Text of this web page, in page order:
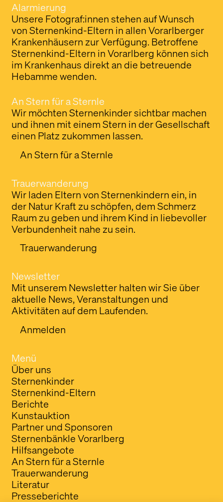
Alarmierung
Unsere Fotograf:innen stehen auf Wunsch
von Sternenkind-Eltern in allen Vorarlberger
Krankenhäusern zur Verfügung. Betroffene
Sternenkind-Eltern in Vorarlberg können sich
im Krankenhaus direkt an die betreuende
Hebamme wenden.
An Stern für a Sternle
Wir möchten Sternenkinder sichtbar machen
und ihnen mit einem Stern in der Gesellschaft
einen Platz zukommen lassen.
An Stern für a Sternle
Trauerwanderung
Wir laden Eltern von Sternenkindern ein, in
der Natur Kraft zu schöpfen, dem Schmerz
Raum zu geben und ihrem Kind in liebevoller
Verbundenheit nahe zu sein.
Trauerwanderung
Newsletter
Mit unserem Newsletter halten wir Sie über
aktuelle News, Veranstaltungen und
Aktivitäten auf dem Laufenden.
Anmelden
Menü
Über uns
Sternenkinder
Sternenkind-Eltern
Berichte
Kunstauktion
Partner und Sponsoren
Sternenbänkle Vorarlberg
Hilfsangebote
An Stern für a Sternle
Trauerwanderung
Literatur
Presseberichte